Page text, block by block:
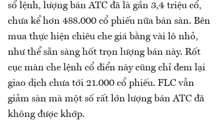
sổ lệnh, lượng bán ATC đã là gần 3,4 triệu cổ,
chưa kể hơn 488.000 cổ phiếu nữa bán sàn. Bên
mua thực hiện chiêu che giá bằng vài lô nhỏ,
như thể sẵn sàng hốt trọn lượng bán này. Rốt
cục màn che lệnh cổ điển này cũng chỉ đem lại
giao dịch chưa tới 21.000 cổ phiếu. FLC vẫn
giảm sàn mà một số rất lớn lượng bán ATC đã
không được khớp.